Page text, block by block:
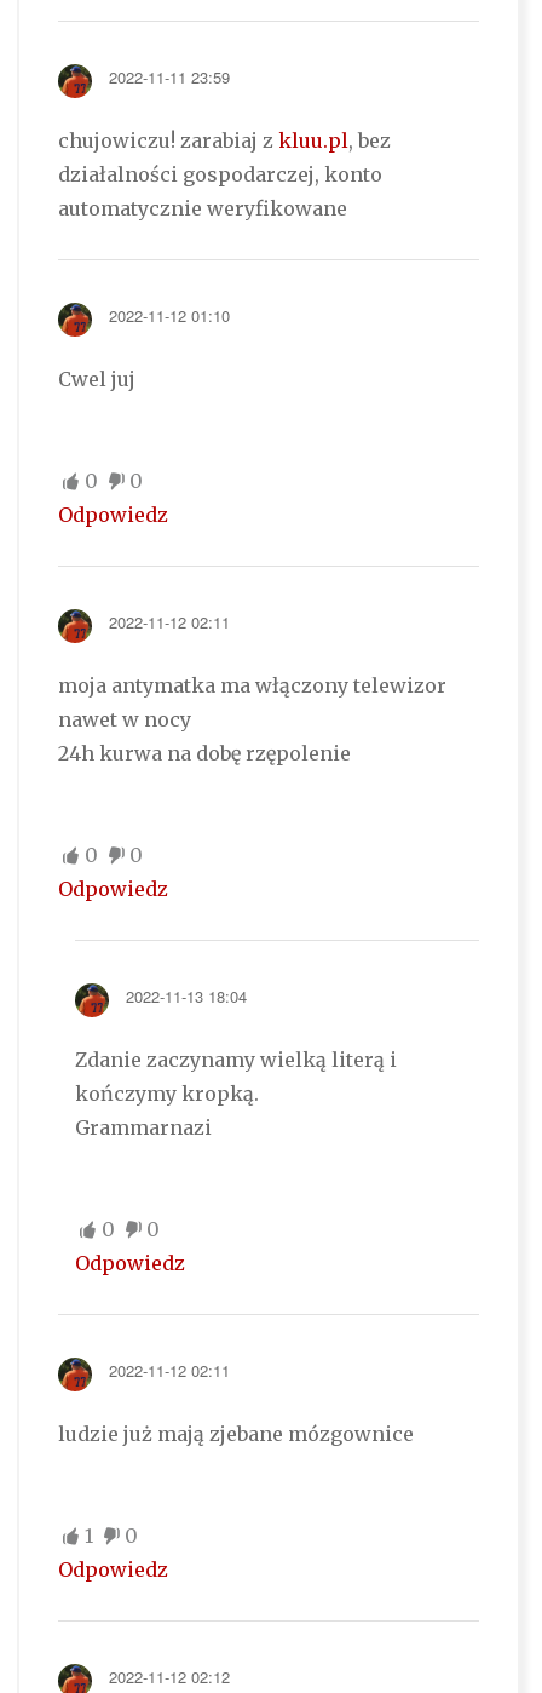
2022-11-11 23:59
chujowiczu! zarabiaj z kluu.pl, bez
działalności gospodarczej, konto
automatycznie weryfikowane
2022-11-12 01:10
Cwel juj
0
0
Odpowiedz
2022-11-12 02:11
moja antymatka ma włączony telewizor
nawet w nocy
24h kurwa na dobę rzępolenie
0
0
Odpowiedz
2022-11-13 18:04
Zdanie zaczynamy wielką literą i
kończymy kropką.
Grammarnazi
0
0
Odpowiedz
2022-11-12 02:11
ludzie już mają zjebane mózgownice
1
0
Odpowiedz
2022-11-12 02:12